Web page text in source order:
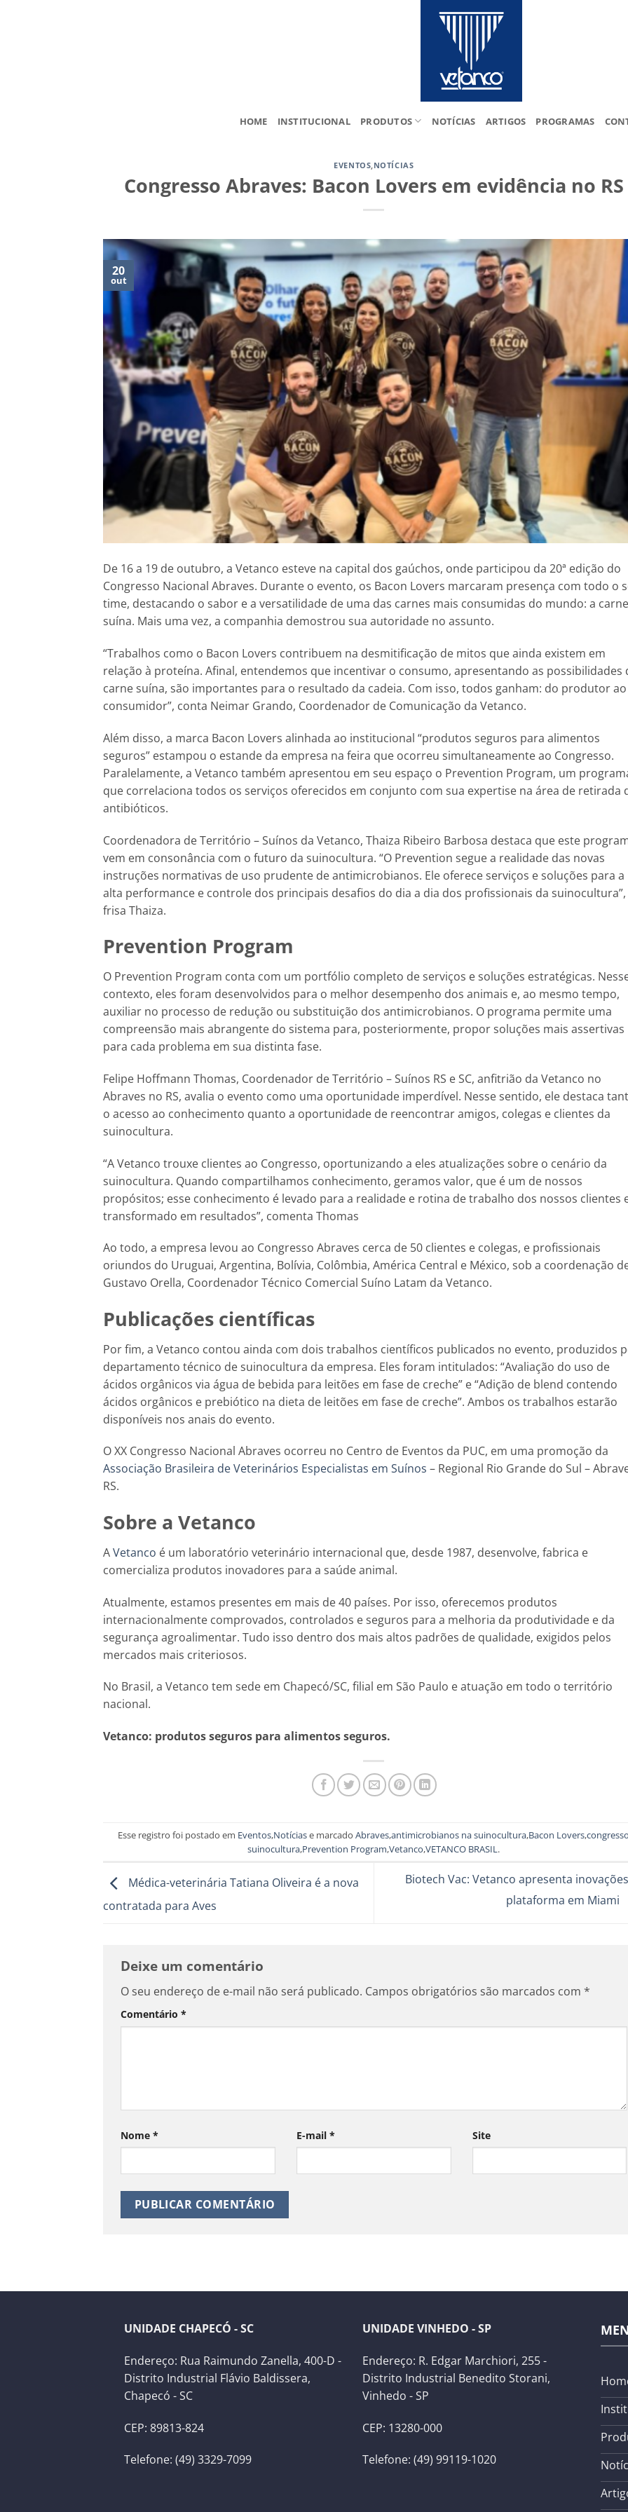
HOME INSTITUCIONAL PRODUTOS NOTÍCIAS ARTIGOS PROGRAMAS
EVENTOS,NOTÍCIAS
Congresso Abraves: Bacon Lovers em evidência no RS
20
out
De 16 a 19 de outubro, a Vetanco esteve na capital dos gaúchos, onde participou da 20ª edição do
Congresso Nacional Abraves. Durante o evento, os Bacon Lovers marcaram presença com todo o
time, destacando o sabor e a versatilidade de uma das carnes mais consumidas do mundo: a carne
suína. Mais uma vez, a companhia demostrou sua autoridade no assunto.
“Trabalhos como o Bacon Lovers contribuem na desmitificação de mitos que ainda existem em
relação à proteína. Afinal, entendemos que incentivar o consumo, apresentando as possibilidades
carne suína, são importantes para o resultado da cadeia. Com isso, todos ganham: do produtor ao
consumidor”, conta Neimar Grando, Coordenador de Comunicação da Vetanco.
Além disso, a marca Bacon Lovers alinhada ao institucional “produtos seguros para alimentos
seguros” estampou o estande da empresa na feira que ocorreu simultaneamente ao Congresso.
Paralelamente, a Vetanco também apresentou em seu espaço o Prevention Program, um
que correlaciona todos os serviços oferecidos em conjunto com sua expertise na área de retirada
antibióticos.
Coordenadora de Território – Suínos da Vetanco, Thaiza Ribeiro Barbosa destaca que este
vem em consonância com o futuro da suinocultura. “O Prevention segue a realidade das novas
instruções normativas de uso prudente de antimicrobianos. Ele oferece serviços e soluções para a
alta performance e controle dos principais desafios do dia a dia dos profissionais da suinocultura”,
frisa Thaiza.
Prevention Program
O Prevention Program conta com um portfólio completo de serviços e soluções estratégicas.
contexto, eles foram desenvolvidos para o melhor desempenho dos animais e, ao mesmo tempo,
auxiliar no processo de redução ou substituição dos antimicrobianos. O programa permite uma
compreensão mais abrangente do sistema para, posteriormente, propor soluções mais assertivas
para cada problema em sua distinta fase.
Felipe Hoffmann Thomas, Coordenador de Território – Suínos RS e SC, anfitrião da Vetanco no
Abraves no RS, avalia o evento como uma oportunidade imperdível. Nesse sentido, ele destaca
o acesso ao conhecimento quanto a oportunidade de reencontrar amigos, colegas e clientes da
suinocultura.
“A Vetanco trouxe clientes ao Congresso, oportunizando a eles atualizações sobre o cenário da
suinocultura. Quando compartilhamos conhecimento, geramos valor, que é um de nossos
propósitos; esse conhecimento é levado para a realidade e rotina de trabalho dos nossos clientes
transformado em resultados”, comenta Thomas
Ao todo, a empresa levou ao Congresso Abraves cerca de 50 clientes e colegas, e profissionais
oriundos do Uruguai, Argentina, Bolívia, Colômbia, América Central e México, sob a coordenação
Gustavo Orella, Coordenador Técnico Comercial Suíno Latam da Vetanco.
Publicações científicas
Por fim, a Vetanco contou ainda com dois trabalhos científicos publicados no evento, produzidos
departamento técnico de suinocultura da empresa. Eles foram intitulados: “Avaliação do uso de
ácidos orgânicos via água de bebida para leitões em fase de creche” e “Adição de blend contendo
ácidos orgânicos e prebiótico na dieta de leitões em fase de creche”. Ambos os trabalhos estarão
disponíveis nos anais do evento.
O XX Congresso Nacional Abraves ocorreu no Centro de Eventos da PUC, em uma promoção da
Associação Brasileira de Veterinários Especialistas em Suínos – Regional Rio Grande do Sul –
RS.
Sobre a Vetanco
AVetanco é um laboratório veterinário internacional que, desde 1987, desenvolve, fabrica e
comercializa produtos inovadores para a saúde animal.
Atualmente, estamos presentes em mais de 40 países. Por isso, oferecemos produtos
internacionalmente comprovados, controlados e seguros para a melhoria da produtividade e da
segurança agroalimentar. Tudo isso dentro dos mais altos padrões de qualidade, exigidos pelos
mercados mais criteriosos.
No Brasil, a Vetanco tem sede em Chapecó/SC, filial em São Paulo e atuação em todo o território
nacional.
Vetanco: produtos seguros para alimentos seguros.
Esse registro foi postado em Eventos,Notíciase marcadoAbraves,antimicrobianos na suinocultura,Bacon Lovers,congresso
suinocultura,Prevention Program,Vetanco,VETANCO BRASIL.
Médica-veterinária Tatiana Oliveira é a nova
contratada para Aves
Biotech Vac: Vetanco apresenta
plataforma em Miami
Deixe um comentário
O seu endereço de e-mail não será publicado. Campos obrigatórios são marcados com *
Comentário *
Nome * E-mail * Site
UNIDADE CHAPECÓ - SC
Endereço: Rua Raimundo Zanella, 400-D -
Distrito Industrial Flávio Baldissera,
Chapecó - SC
CEP: 89813-824
Telefone: (49) 3329-7099
UNIDADE VINHEDO - SP
Endereço: R. Edgar Marchiori, 255 -
Distrito Industrial Benedito Storani,
Vinhedo - SP
CEP: 13280-000
Telefone: (49) 99119-1020